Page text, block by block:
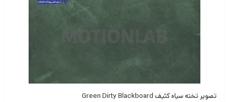
تصویر تخته سیاه کثیف Green Dirty Blackboard